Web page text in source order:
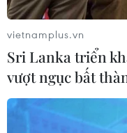
06/08/2026 14:03
BIDV chốt ngày
phiếu, tăng vốn điều
đồng
06/08/2026 13:42
vietnamplus.vn
Sri Lanka triển
vượt ngục bất